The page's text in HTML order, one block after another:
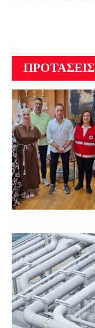
ΠΡΟΤΑΣΕΙΣ